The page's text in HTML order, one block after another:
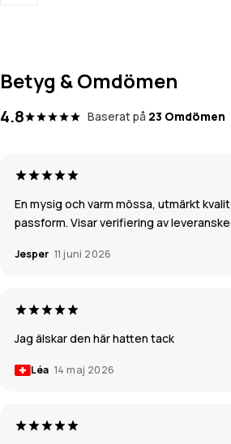
Betyg & Omdömen
4.8 Baserat på 23 Omdömen
En mysig och varm mössa, utmärkt
passform. Visar verifiering av
Jesper 11 juni 2026
Jag älskar den här hatten tack
Léa 14 maj 2026